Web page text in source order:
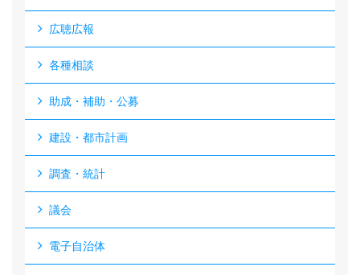
広聴広報
各種相談
助成・補助・公募
建設・都市計画
調査・統計
議会
電子自治体